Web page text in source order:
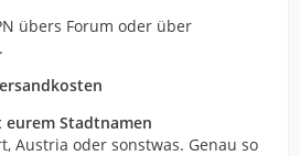
übers Forum oder über
.
Stadtnamen
Austria oder sonstwas. Genau so